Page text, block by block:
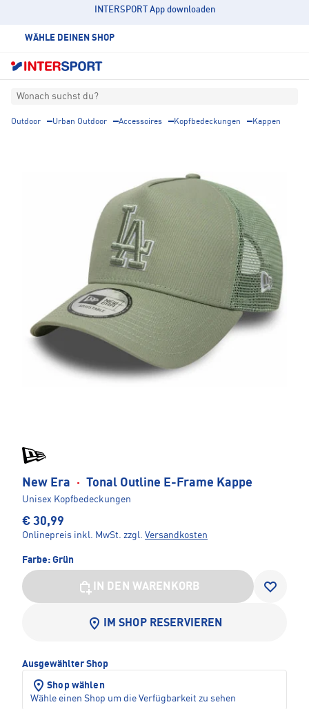
INTERSPORT App downloaden
WÄHLE DEINEN SHOP
Wonach suchst du?
Outdoor Urban Outdoor Accessoires Kopfbedeckungen Kappen
New Era · Tonal Outline E-Frame Kappe
Unisex Kopfbedeckungen
€ 30,99
Onlinepreis inkl. MwSt. zzgl. Versandkosten
Farbe: Grün
IN DEN WARENKORB
IM SHOP RESERVIEREN
Ausgewählter Shop
Shop wählen
Wähle einen Shop um die Verfügbarkeit zu sehen